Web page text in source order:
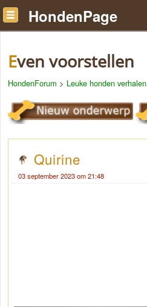
HondenPage
Even voorstellen
HondenForum > Leuke honden verhalen
Quirine
03 september 2023 om 21:48